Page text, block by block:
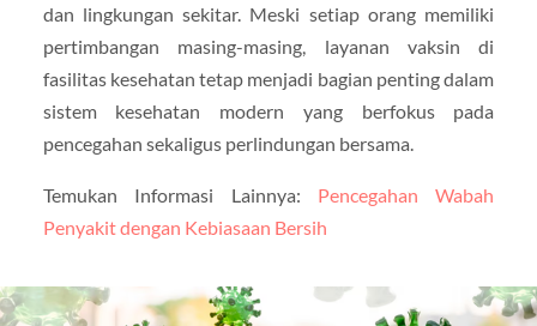
dan lingkungan sekitar. Meski setiap orang memiliki
pertimbangan masing-masing, layanan vaksin di
fasilitas kesehatan tetap menjadi bagian penting dalam
sistem kesehatan modern yang berfokus pada
pencegahan sekaligus perlindungan bersama.
Temukan Informasi Lainnya: Pencegahan Wabah
Penyakit dengan Kebiasaan Bersih